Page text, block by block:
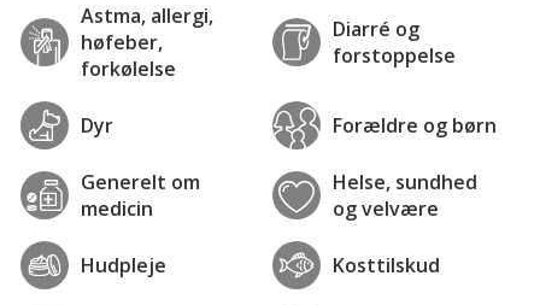
Astma, allergi,
høfeber,
forkølelse
Diarré og
forstoppelse
Dyr Forældre og børn
Generelt om
medicin
Helse, sundhed
og velvære
Hudpleje Kosttilskud